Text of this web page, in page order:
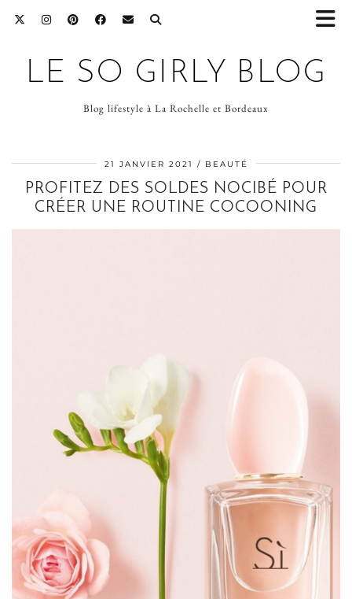
LE SO GIRLY BLOG
Blog lifestyle à La Rochelle et Bordeaux
21 JANVIER 2021 BEAUTÉ
PROFITEZ DES SOLDES NOCIBÉ POUR
CRÉER UNE ROUTINE COCOONING